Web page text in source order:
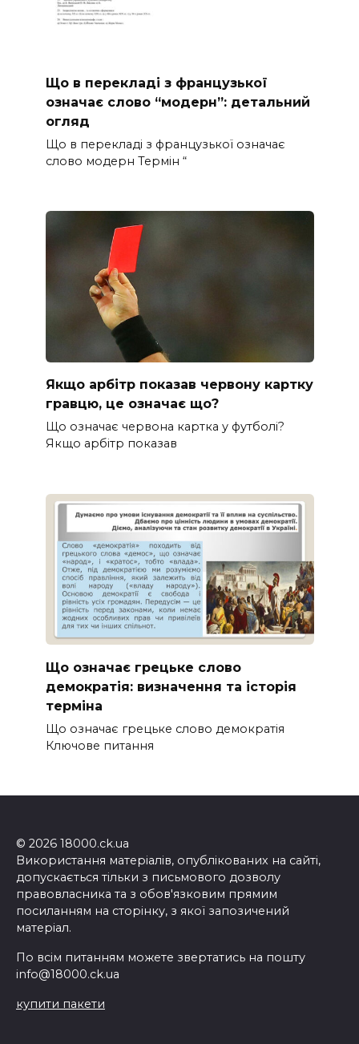
Що в перекладі з французької
означає слово “модерн”: детальний
огляд
Що в перекладі з французької означає
слово модерн Термін “
Якщо арбітр показав червону картку
гравцю, це означає що?
Що означає червона картка у футболі?
Якщо арбітр показав
Що означає грецьке слово
демократія: визначення та історія
терміна
Що означає грецьке слово демократія
Ключове питання
© 2026 18000.ck.ua
Використання матеріалів, опублікованих на сайті,
допускається тільки з письмового дозволу
правовласника та з обов'язковим прямим
посиланням на сторінку, з якої запозичений
матеріал.
По всім питанням можете звертатись на пошту
info@18000.ck.ua
купити пакети